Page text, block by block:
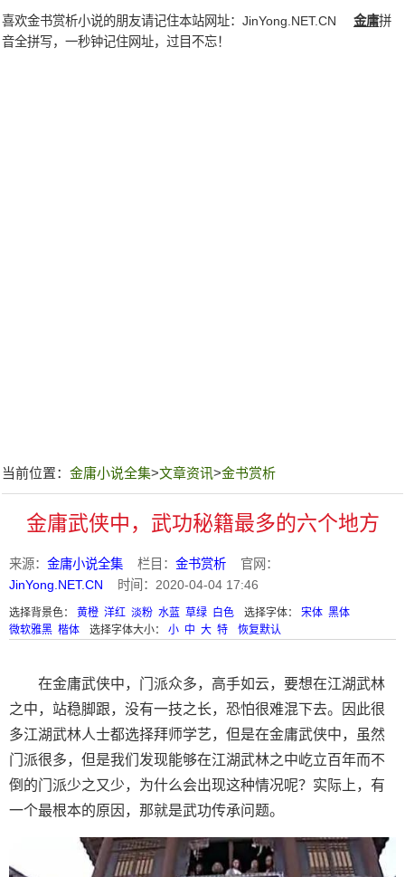
喜欢金书赏析小说的朋友请记住本站网址： JinYong.NET.CN 金庸拼
音全拼写，一秒钟记住网址，过目不忘！
当前位置： 金庸小说全集>文章资讯>金书赏析
金庸武侠中，武功秘籍最多的六个地方
来源： 金庸小说全集 栏目： 金书赏析 官网：
JinYong.NET.CN 时间：2020-04-04 17:46
选择背景色： 黄橙 洋红 淡粉 水蓝 草绿 白色 选择字体： 宋体 黑体
微软雅黑 楷体 选择字体大小： 小 中 大 特 恢复默认
在金庸武侠中，门派众多，高手如云，要想在江湖武林
之中，站稳脚跟，没有一技之长，恐怕很难混下去。因此很
多江湖武林人士都选择拜师学艺，但是在金庸武侠中，虽然
门派很多，但是我们发现能够在江湖武林之中屹立百年而不
倒的门派少之又少，为什么会出现这种情况呢？实际上，有
一个最根本的原因，那就是武功传承问题。